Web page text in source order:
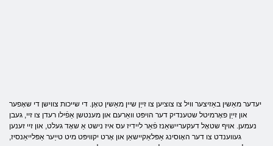
יעדער מאַשין באַזיצער וויל צו צוציען צו זייַן שיין מאַשין טאָן. די שייכות צווישן די שאָפער
און זייַן פאָרמיטל שטענדיק דער הויפּט וואַרעם און מענטשן אַפֿילו רעדן צו זיי, געבן
נעמען. אויף שטאָל דעקעריישאַנז פֿאַר ליידיז עס איז נישט אַ שאָד געלט, און זיי זענען
געווענדט צו דער האָוסינג אַפּלאַקיישאַן און אָרט יקוויפּט מיט טייַער אַפּלייאַנסיז,